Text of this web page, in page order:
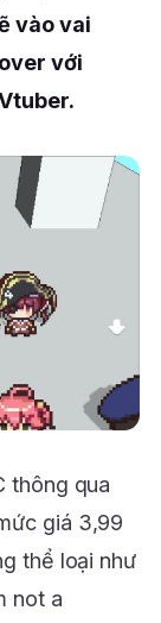
vào vai
với
thông qua
giá 3,99
thể loại như
not a